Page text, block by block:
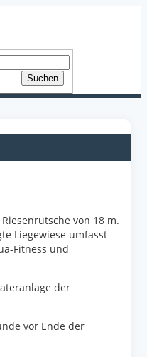
Suchen
von 18 m.
Liegewiese umfasst
Fitness und
der
vor Ende der